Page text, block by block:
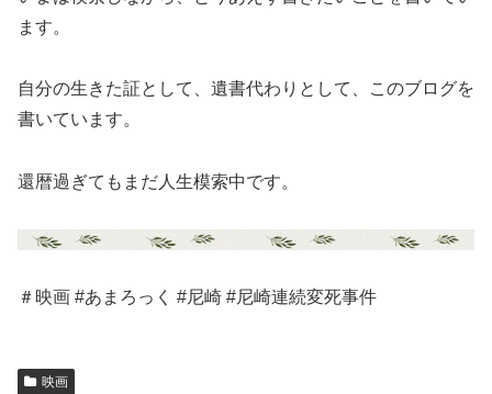
ます。
自分の生きた証として、遺書代わりとして、このブログを
書いています。
還暦過ぎてもまだ人生模索中です。
＃映画 #あまろっく #尼崎 #尼崎連続変死事件
映画